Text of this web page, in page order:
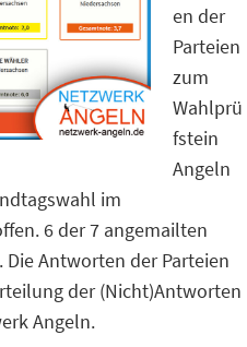
en der
Parteien
zum
Wahlprü
fstein
Angeln
im
6 der 7 angemailten
Antworten der Parteien
der (Nicht)Antworten
Angeln.